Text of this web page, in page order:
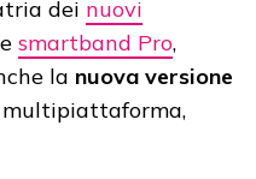
dei nuovi
e smartband Pro,
la nuova versione
multipiattaforma,